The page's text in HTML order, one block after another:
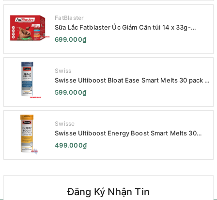
FatBlaster
Sữa Lắc Fatblaster Úc Giảm Cân túi 14 x 33g-
Naturopathica Fatblaster Weight Loss Shake
Variety Pack 14 x 33g - Sữa Giảm Cân
699.000₫
Swiss
Swisse Ultiboost Bloat Ease Smart Melts 30 pack -
Kẹo Ngậm Giảm Đầy Hơi Táo Bón Kèm Men Tiêu
Hóa - Swisse Bloat Relief Smart Melt 30 Viên
599.000₫
Swisse
Swisse Ultiboost Energy Boost Smart Melts 30
pack - Viên uống Tăng cường năng lượng tan chảy
thông minh 30 viên
499.000₫
Đăng Ký Nhận Tin